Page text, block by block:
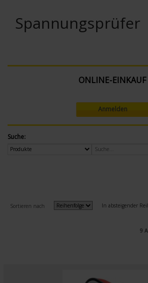
Spannungsprüfer
ONLINE-EINKAUF
Anmelden
Suche:
Sortieren nach In absteigender
9